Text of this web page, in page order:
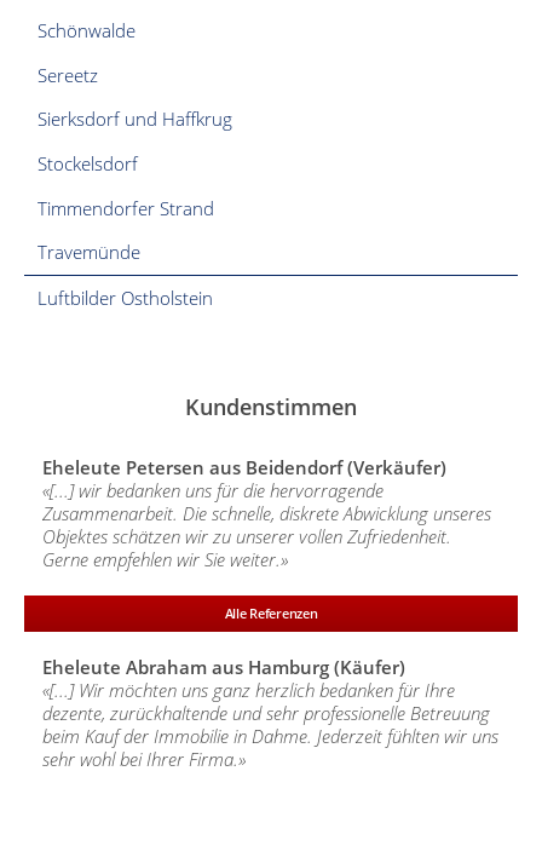
Schönwalde
Sereetz
Sierksdorf und Haffkrug
Stockelsdorf
Timmendorfer Strand
Travemünde
Luftbilder Ostholstein
Kundenstimmen
Eheleute Petersen aus Beidendorf (Verkäufer)
«[...] wir bedanken uns für die hervorragende
Zusammenarbeit. Die schnelle, diskrete Abwicklung unseres
Objektes schätzen wir zu unserer vollen Zufriedenheit.
Gerne empfehlen wir Sie weiter.»
Alle Referenzen
Eheleute Abraham aus Hamburg (Käufer)
«[...] Wir möchten uns ganz herzlich bedanken für Ihre
dezente, zurückhaltende und sehr professionelle Betreuung
beim Kauf der Immobilie in Dahme. Jederzeit fühlten wir uns
sehr wohl bei Ihrer Firma.»